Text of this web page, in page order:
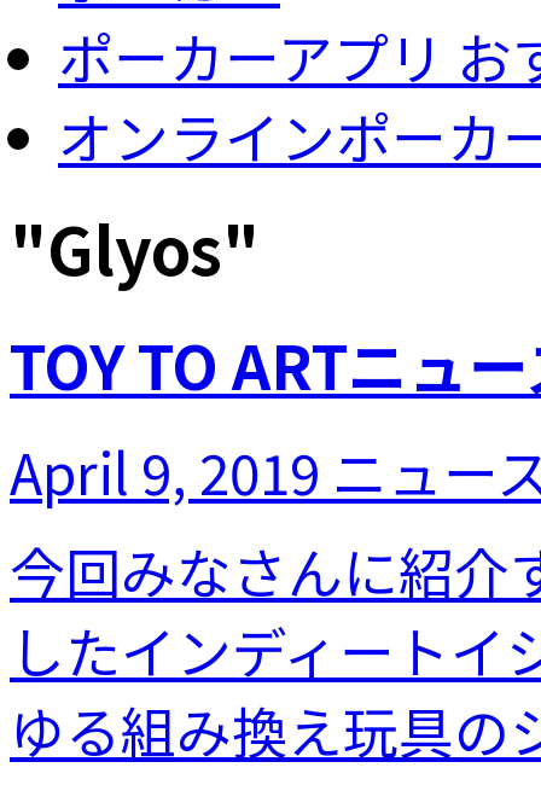
ポーカーアプリ お
オンラインポーカ
"Glyos"
TOY TO ARTニュ
April 9, 2019 ニュー
今回みなさんに紹介
したインディート
ゆる組み換え玩具の